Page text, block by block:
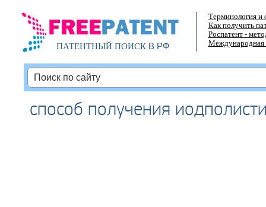
ПАТЕНТНЫЙ ПОИСКВ РФ
Терминология и
Как получить
Роспатент -
Международная
способ получения